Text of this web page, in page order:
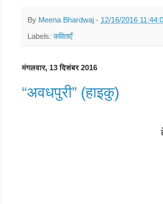
By Meena Bhardwaj - 12/16/2016
Labels: कविताएँ
मंगलवार, 13 दिसंबर 2016
“अवधपुरी” (हाइकु)